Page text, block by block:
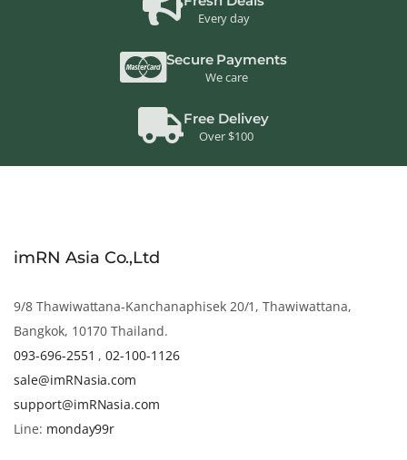
Every day
Secure Payments
We care
Free Delivey
Over $100
imRN Asia Co.,Ltd
9/8 Thawiwattana-Kanchanaphisek 20/1, Thawiwattana,
Bangkok, 10170 Thailand.
093-696-2551 ,02-100-1126
sale@imRNasia.com
support@imRNasia.com
Line: monday99r